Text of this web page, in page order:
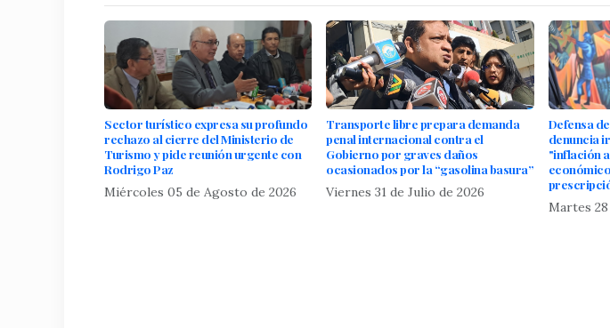
Sector turístico expresa su profundo
rechazo al cierre del Ministerio de
Turismo y pide reunión urgente con
Rodrigo Paz
Miércoles 05 de Agosto de 2026
Transporte libre prepara demanda
penal internacional contra el
Gobierno por graves daños
ocasionados por la “gasolina basura”
Viernes 31 de Julio de 2026
Defensa
denuncia
"inflación
Martes